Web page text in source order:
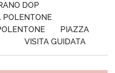
DOP
POLENTONE
PIAZZA
VISITA GUIDATA